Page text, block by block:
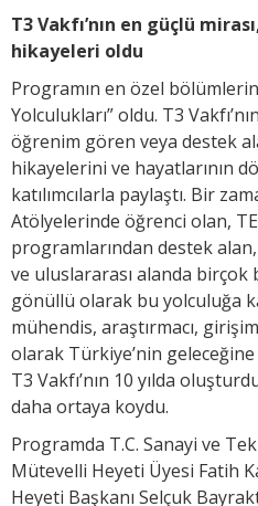
T3 Vakfı’nın en güçlü
hikayeleri oldu
Programın en özel
Yolculukları” oldu. T3
öğrenim gören veya destek
hikayelerini ve hayatlarının
katılımcılarla paylaştı. Bir
Atölyelerinde öğrenci olan,
programlarından destek
ve uluslararası alanda birçok
gönüllü olarak bu yolculuğa
mühendis, araştırmacı,
olarak Türkiye’nin
T3 Vakfı’nın 10 yılda
daha ortaya koydu.
Programda T.C. Sanayi ve
Mütevelli Heyeti Üyesi Fatih
Heyeti Başkanı Selçuk